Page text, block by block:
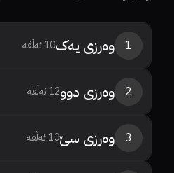
1 وەرزی یەک10ئەڵقە
2 وەرزی دوو12ئەڵقە
3 وەرزی سێ10ئەڵقە